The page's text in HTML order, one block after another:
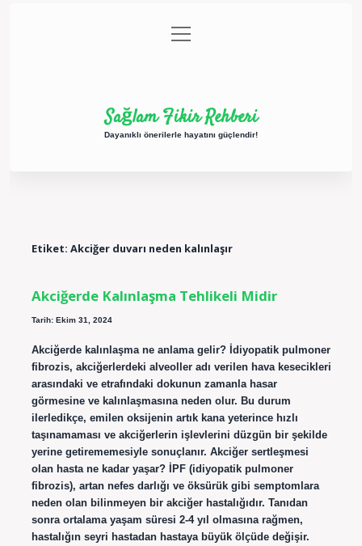
Gizlilik Politikası
menüyü
aç
Sağlam Fikir Rehberi
Dayanıklı önerilerle hayatını güçlendir!
Etiket: Akciğer duvarı neden kalınlaşır
Akciğerde Kalınlaşma Tehlikeli Midir
Tarih: Ekim 31, 2024
Akciğerde kalınlaşma ne anlama gelir? İdiyopatik pulmoner
fibrozis, akciğerlerdeki alveoller adı verilen hava kesecikleri
arasındaki ve etrafındaki dokunun zamanla hasar
görmesine ve kalınlaşmasına neden olur. Bu durum
ilerledikçe, emilen oksijenin artık kana yeterince hızlı
taşınamaması ve akciğerlerin işlevlerini düzgün bir şekilde
yerine getirememesiyle sonuçlanır. Akciğer sertleşmesi
olan hasta ne kadar yaşar? İPF (idiyopatik pulmoner
fibrozis), artan nefes darlığı ve öksürük gibi semptomlara
neden olan bilinmeyen bir akciğer hastalığıdır. Tanıdan
sonra ortalama yaşam süresi 2-4 yıl olmasına rağmen,
hastalığın seyri hastadan hastaya büyük ölçüde değişir.